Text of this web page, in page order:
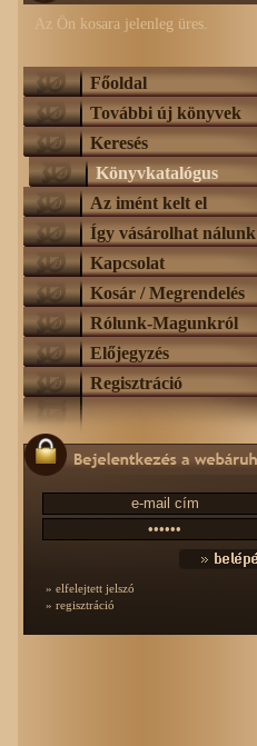
Az Ön kosara jelenleg üres.
Főoldal
További új könyvek
Keresés
Könyvkatalógus
Az imént kelt el
Így vásárolhat nálunk
Kapcsolat
Kosár / Megrendelés
Rólunk-Magunkról
Előjegyzés
Regisztráció
» elfelejtett jelszó
» regisztráció